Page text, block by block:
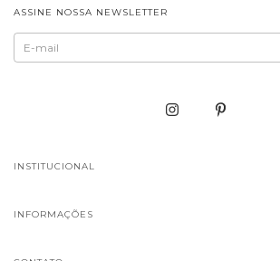
ASSINE NOSSA NEWSLETTER
INSTITUCIONAL
INFORMAÇÕES